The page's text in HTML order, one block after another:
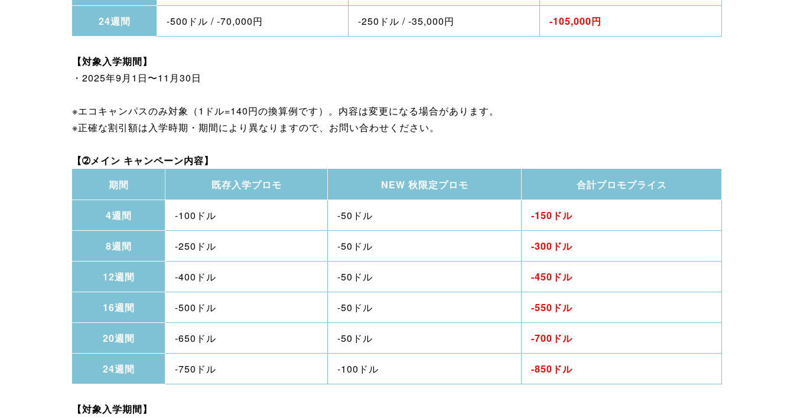
24週間 -500ドル / -70,000円 -250ドル / -35,000円 -105,000円
【対象入学期間】
・2025年9月1日〜11月30日
※エコキャンパスのみ対象（1ドル=140円の換算例です）。内容は変更になる場合があります。
※正確な割引額は入学時期・期間により異なりますので、お問い合わせください。
【➁メイン キャンペーン内容】
期間
既存入学プロモ NEW 秋限定プロモ 合計プロモプライス
4週間 -100ドル -50ドル -150ドル
8週間 -250ドル -50ドル -300ドル
12週間 -400ドル -50ドル -450ドル
16週間 -500ドル -50ドル -550ドル
20週間 -650ドル -50ドル -700ドル
24週間 -750ドル -100ドル -850ドル
【対象入学期間】